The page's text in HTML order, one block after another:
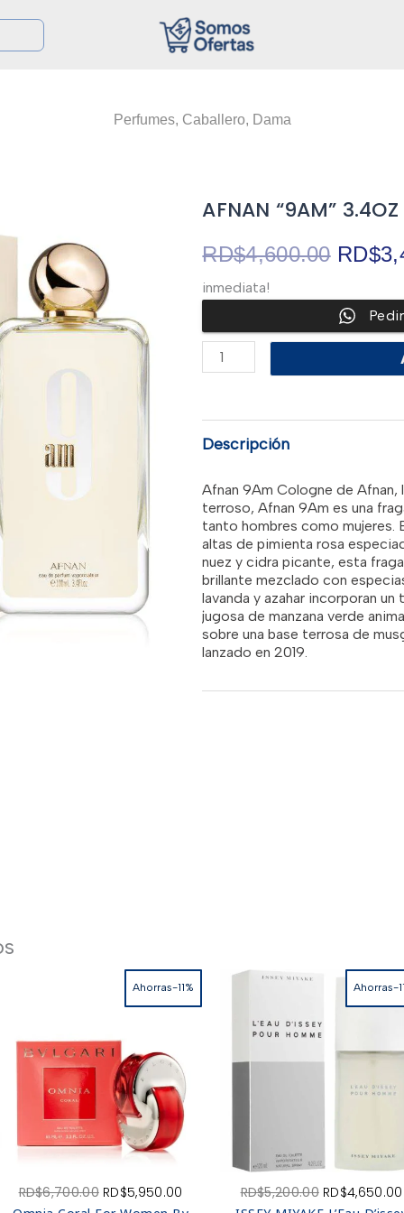
Perfumes, Caballero, Dama
AFNAN “9AM” 3.4OZ
RD$4,600.00 El
precio
era:
RD$
inmediata!
AFNAN
“9AM”
3.4OZ
cantidad
Descripción
Afnan 9Am Cologne de
terroso, Afnan 9Am es una
tanto hombres como mujeres.
altas de pimienta rosa
nuez y cidra picante, esta
brillante mezclado con
lavanda y azahar incorporan
jugosa de manzana verde
sobre una base terrosa de
lanzado en 2019.
Ahorras-11%
RD$6,700.00 El
precio
RD$5,950.00
precio
Ahorras-
RD$5,200.00 El
precio
RD$4,650.00